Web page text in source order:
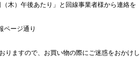
木）午後あたり」と回線事業者様から連絡を
ページ通り
りますので、お買い物の際にご迷惑をおかけし